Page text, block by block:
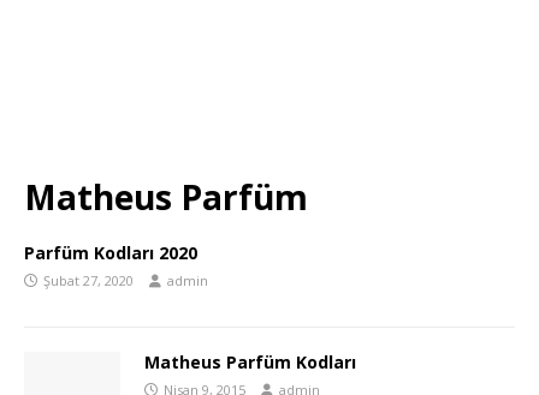
Matheus Parfüm
Parfüm Kodları 2020
Şubat 27, 2020 admin
Matheus Parfüm Kodları
Nisan 9, 2015 admin